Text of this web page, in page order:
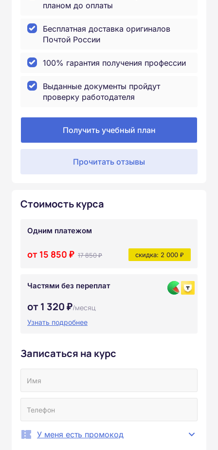
планом до оплаты
Бесплатная доставка оригиналов
Почтой России
100% гарантия получения профессии
Выданные документы пройдут
проверку работодателя
Получить учебный план
Прочитать отзывы
Стоимость курса
Одним платежом
от 15 850 ₽ 17 850 ₽ скидка: 2 000 ₽
Частями без переплат
от 1 320 ₽/месяц
Узнать подробнее
Записаться на курс
У меня есть промокод